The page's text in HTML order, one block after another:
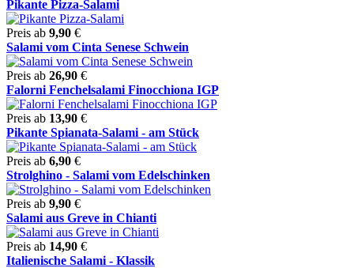
Pikante Pizza-Salami
Preis ab 9,90 €
Salami vom Cinta Senese Schwein
Preis ab 26,90 €
Falorni Fenchelsalami Finocchiona IGP
Preis ab 13,90 €
Pikante Spianata-Salami - am Stück
Preis ab 6,90 €
Strolghino - Salami vom Edelschinken
Preis ab 9,90 €
Salami aus Greve in Chianti
Preis ab 14,90 €
Italienische Salami - Klassik